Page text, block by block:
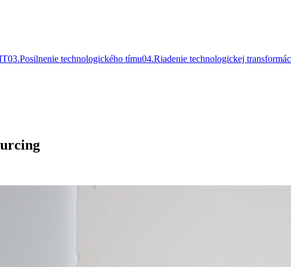
03.Posilnenie technologického tímu04.Riadenie technologickej